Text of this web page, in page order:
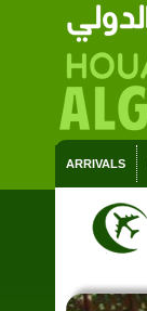
ARRIVALS